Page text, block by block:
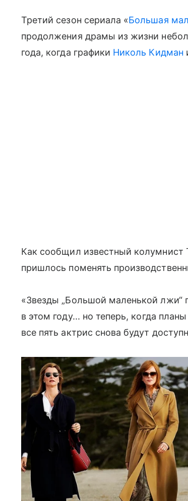
Третий сезон сериала «Большая
продолжения драмы из жизни
года, когда графики Николь Кидман
Как сообщил известный колумнист
пришлось поменять
«Звезды „Большой маленькой лжи“
в этом году... но теперь, когда
все пять актрис снова будут